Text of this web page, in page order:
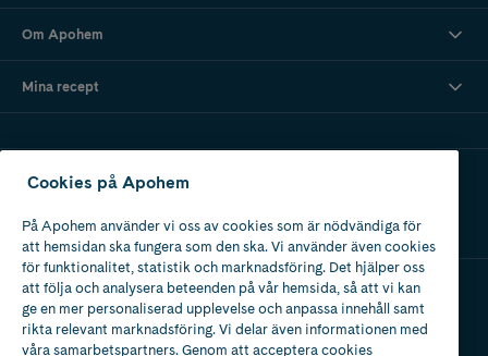
Om Apohem
Mina recept
Ladda ner vår app
Apotek med tillstånd
av Läkemedelsverket
Cookies på Apohem
På Apohem använder vi oss av cookies som är nödvändiga för
att hemsidan ska fungera som den ska. Vi använder även cookies
för funktionalitet, statistik och marknadsföring. Det hjälper oss
att följa och analysera beteenden på vår hemsida, så att vi kan
ge en mer personaliserad upplevelse och anpassa innehåll samt
rikta relevant marknadsföring. Vi delar även informationen med
våra samarbetspartners. Genom att acceptera cookies